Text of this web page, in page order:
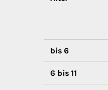
bis 6
6 bis 11